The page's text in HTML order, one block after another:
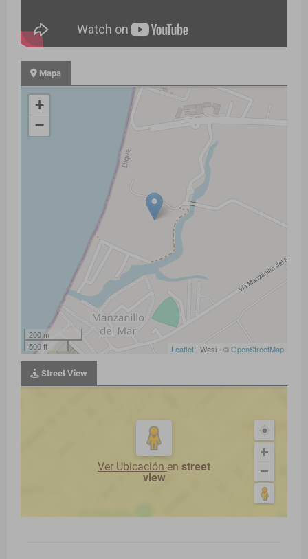
Mapa
+
−
200 m
500 ft
Leaflet | Wasi - ©OpenStreetMap
Street View
Ver Ubicación en street
view